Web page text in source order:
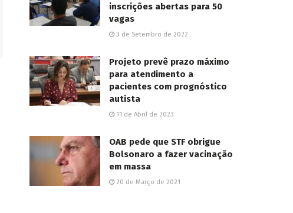
inscrições abertas para 50
vagas
3 de Setembro de 2022
Projeto prevê prazo máximo
para atendimento a
pacientes com prognóstico
autista
11 de Abril de 2023
OAB pede que STF obrigue
Bolsonaro a fazer vacinação
em massa
20 de Março de 2021